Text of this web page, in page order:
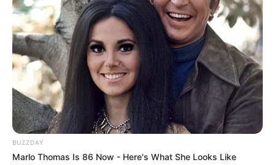
LIHAT ARTIKEL LAINNYA
BUZZDAY
Marlo Thomas Is 86 Now - Here's What She Looks Like